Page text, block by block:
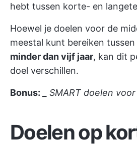
hebt tussen korte- en
Hoewel je doelen voor de
meestal kunt bereiken tussen
minder dan vijf jaar, kan dit
doel verschillen.
Bonus: _ SMART doelen
Doelen op